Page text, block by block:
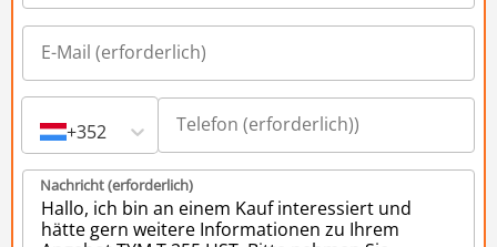
+352
Nachricht (erforderlich)